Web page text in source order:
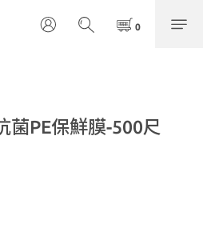
菌PE保鮮膜-500尺